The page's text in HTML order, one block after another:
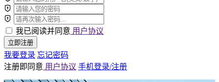
我已阅读并同意 用户协议
立即注册
我要登录 忘记密码
注册即同意 用户协议 手机登录/注册